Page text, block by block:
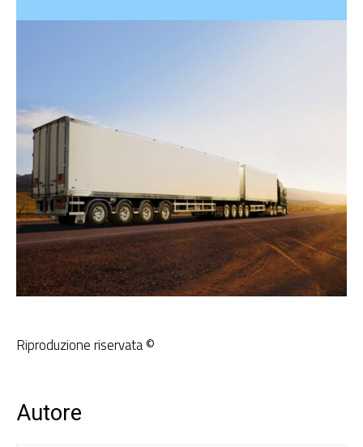
Riproduzione riservata ©
Autore